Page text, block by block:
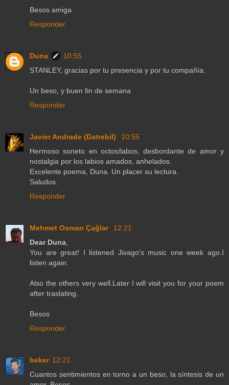
Besos amiga
Responder
Duna
10:55
STANLEY, gracias por tu presencia y por tu compañía.
Un beso, y buen fin de semana
Responder
Javier Andrade (Datrebil)
10:55
Hermoso soneto en octosílabos, desbordante de amor y
nostalgia por los labios amados, anhelados.
Excelente poema, Duna. Un placer su lectura.
Saludos.
Responder
Mehmet Osman Çağlar
12:21
Dear Duna
You are great! I listened Jivago's music one week ago.I
listen again.
Also the others very well.Later I will visit you for your poem
after traslating.
Besos
Responder
beker 12:21
Cuantos sentimientos en torno a un beso, la síntesis de un